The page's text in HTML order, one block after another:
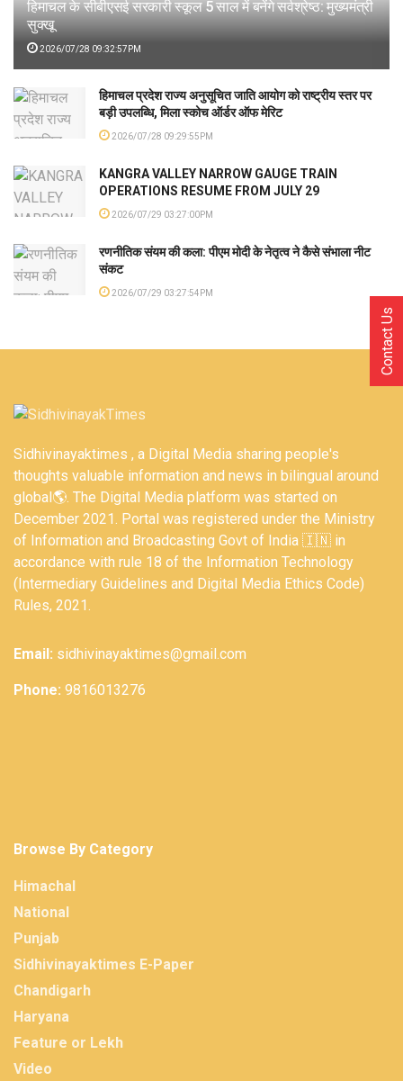
हिमाचल के सीबीएसई सरकारी स्कूल 5 साल में बनेंगे सर्वश्रेष्ठ: मुख्यमंत्री
सुक्खू
2026/07/28 09:32:57PM
हिमाचल प्रदेश राज्य अनुसूचित जाति आयोग को राष्ट्रीय स्तर पर
बड़ी उपलब्धि, मिला स्कोच ऑर्डर ऑफ मेरिट
2026/07/28 09:29:55PM
KANGRA VALLEY NARROW GAUGE TRAIN
OPERATIONS RESUME FROM JULY 29
2026/07/29 03:27:00PM
रणनीतिक संयम की कला: पीएम मोदी के नेतृत्व ने कैसे संभाला नीट
संकट
2026/07/29 03:27:54PM
Sidhivinayaktimes , a Digital Media sharing people's
thoughts valuable information and news in bilingual around
global🌎. The Digital Media platform was started on
December 2021. Portal was registered under the Ministry
of Information and Broadcasting Govt of India 🇮🇳 in
accordance with rule 18 of the Information Technology
(Intermediary Guidelines and Digital Media Ethics Code)
Rules, 2021.
Email: sidhivinayaktimes@gmail.com
Phone: 9816013276
Browse By Category
Himachal
National
Punjab
Sidhivinayaktimes E-Paper
Chandigarh
Haryana
Feature or Lekh
Video
Contact Us